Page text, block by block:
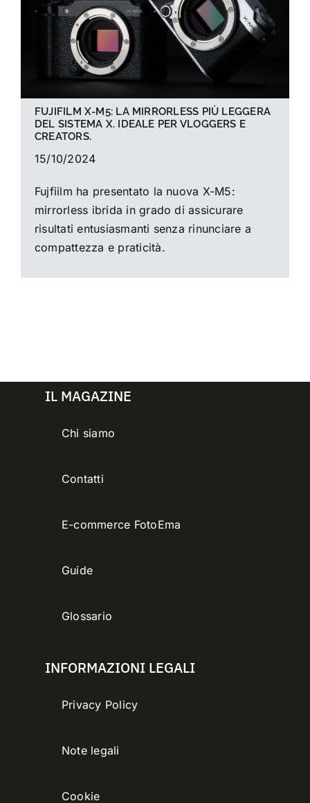
FUJIFILM X-M5: LA MIRRORLESS PIÙ LEGGERA
DEL SISTEMA X. IDEALE PER VLOGGERS E
CREATORS.
15/10/2024
Fujfiilm ha presentato la nuova X-M5:
mirrorless ibrida in grado di assicurare
risultati entusiasmanti senza rinunciare a
compattezza e praticità.
IL MAGAZINE
Chi siamo
Contatti
E-commerce FotoEma
Guide
Glossario
INFORMAZIONI LEGALI
Privacy Policy
Note legali
Cookie